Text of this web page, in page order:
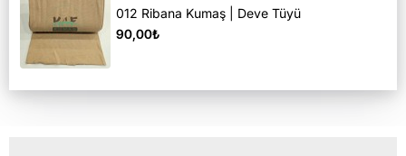
012 Ribana Kumaş | Deve Tüyü
90,00₺